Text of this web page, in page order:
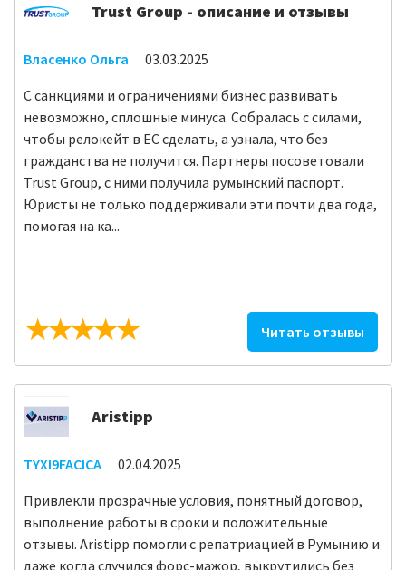
Trust Group - описание и отзывы
Власенко Ольга
03.03.2025
С санкциями и ограничениями бизнес развивать
невозможно, сплошные минуса. Собралась с силами,
чтобы релокейт в ЕС сделать, а узнала, что без
гражданства не получится. Партнеры посоветовали
Trust Group, с ними получила румынский паспорт.
Юристы не только поддерживали эти почти два года,
помогая на ка...
Читать отзывы
Aristipp
TYXI9FACICA
02.04.2025
Привлекли прозрачные условия, понятный договор,
выполнение работы в сроки и положительные
отзывы. Aristipp помогли с репатриацией в Румынию и
даже когда случился форс-мажор, выкрутились без